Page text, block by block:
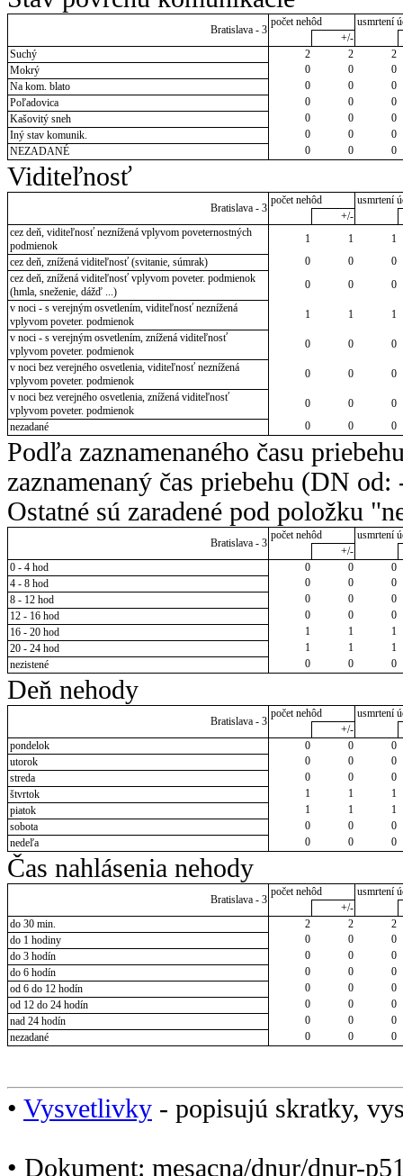
Bratislava - 3
počet nehôd
usmrtení
+/-
Suchý
2 2
2
Mokrý
0 0
0
Na kom. blato
0 0
0
Poľadovica
0 0
0
Kašovitý sneh
0 0
0
Iný stav komunik.
0 0
0
NEZADANÉ
0 0 0
Viditeľnosť
Bratislava - 3
počet nehôd
usmrtení
+/-
cez deň, viditeľnosť neznížená vplyvom poveternostných
podmienok
1 1
1
cez deň, znížená viditeľnosť (svitanie, súmrak)
0 0
0
cez deň, znížená viditeľnosť vplyvom poveter. podmienok
(hmla, sneženie, dážď ...)
0 0
0
v noci - s verejným osvetlením, viditeľnosť neznížená
vplyvom poveter. podmienok
1 1
1
v noci - s verejným osvetlením, znížená viditeľnosť
vplyvom poveter. podmienok
0 0
0
v noci bez verejného osvetlenia, viditeľnosť neznížená
vplyvom poveter. podmienok
0 0
0
v noci bez verejného osvetlenia, znížená viditeľnosť
vplyvom poveter. podmienok
0 0
0
nezadané
0 0 0
Podľa zaznamenaného času
zaznamenaný čas priebehu (DN
Ostatné sú zaradené pod položku
Bratislava - 3
počet nehôd
usmrtení
+/-
0 - 4 hod
0 0
0
4 - 8 hod
0 0
0
8 - 12 hod
0 0
0
12 - 16 hod
0 0
0
16 - 20 hod
1 1
1
20 - 24 hod
1 1
1
nezistené
0 0 0
Deň nehody
Bratislava - 3
počet nehôd
usmrtení
+/-
pondelok
0 0
0
utorok
0 0
0
streda
0 0
0
štvrtok
1 1
1
piatok
1 1
1
sobota
0 0
0
nedeľa
0 0 0
Čas nahlásenia nehody
Bratislava - 3
počet nehôd
usmrtení
+/-
do 30 min.
2 2
2
do 1 hodiny
0 0
0
do 3 hodín
0 0
0
do 6 hodín
0 0
0
od 6 do 12 hodín
0 0
0
od 12 do 24 hodín
0 0
0
nad 24 hodín
0 0
0
nezadané
0 0 0
• Vysvetlivky - popisujú skratky,
• Dokument: mesacna/dnur/dnur-